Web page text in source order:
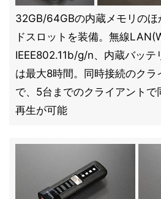
32GB/64GBの内蔵メモリのほ
ドスロットを装備。無線
IEEE802.11b/g/n、内蔵バッテ
は最大8時間。同時接続のクラ
で、5台までのクライアント
再生が可能